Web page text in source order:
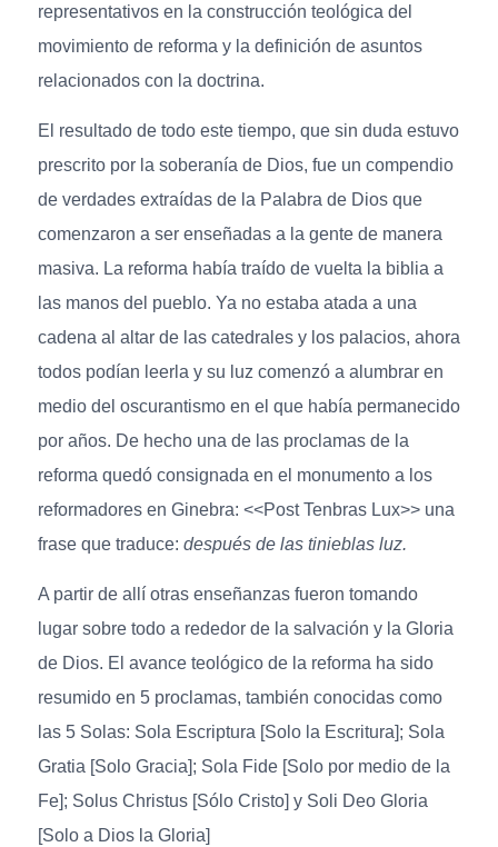
representativos en la construcción teológica del
movimiento de reforma y la definición de asuntos
relacionados con la doctrina.
El resultado de todo este tiempo, que sin duda estuvo
prescrito por la soberanía de Dios, fue un compendio
de verdades extraídas de la Palabra de Dios que
comenzaron a ser enseñadas a la gente de manera
masiva. La reforma había traído de vuelta la biblia a
las manos del pueblo. Ya no estaba atada a una
cadena al altar de las catedrales y los palacios, ahora
todos podían leerla y su luz comenzó a alumbrar en
medio del oscurantismo en el que había permanecido
por años. De hecho una de las proclamas de la
reforma quedó consignada en el monumento a los
reformadores en Ginebra: <<Post Tenbras Lux>> una
frase que traduce: después de las tinieblas luz.
A partir de allí otras enseñanzas fueron tomando
lugar sobre todo a rededor de la salvación y la Gloria
de Dios. El avance teológico de la reforma ha sido
resumido en 5 proclamas, también conocidas como
las 5 Solas: Sola Escriptura [Solo la Escritura]; Sola
Gratia [Solo Gracia]; Sola Fide [Solo por medio de la
Fe]; Solus Christus [Sólo Cristo] y Soli Deo Gloria
[Solo a Dios la Gloria]